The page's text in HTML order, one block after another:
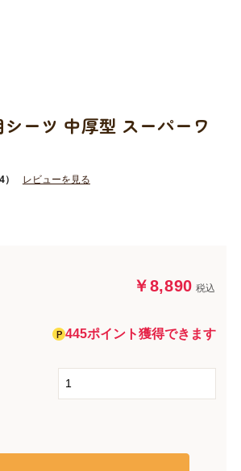
ーツ 中厚型 スーパーワ
レビューを見る
￥8,890 税込
445ポイント獲得できます